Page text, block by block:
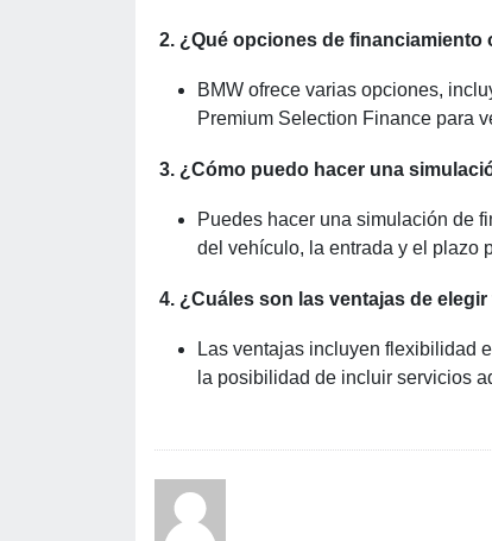
2. ¿Qué opciones de financiamiento
BMW ofrece varias opciones,
Premium Selection Finance para
3. ¿Cómo puedo hacer una
Puedes hacer una simulación de
del vehículo, la entrada y el plazo
4. ¿Cuáles son las ventajas de
Las ventajas incluyen flexibilidad
la posibilidad de incluir servicios